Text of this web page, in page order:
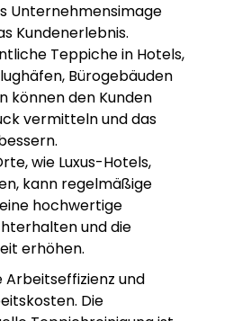
Unternehmensimage
Kundenerlebnis.
Teppiche in Hotels,
Bürogebäuden
können den Kunden
vermitteln und das
wie Luxus-Hotels,
kann regelmäßige
hochwertige
und die
erhöhen.
Arbeitseffizienz und
Die